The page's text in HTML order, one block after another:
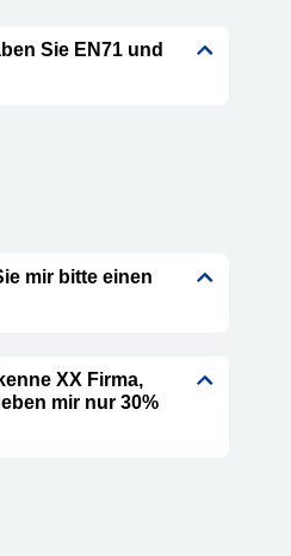
Sie EN71 und
mir bitte einen
XX Firma,
mir nur 30%